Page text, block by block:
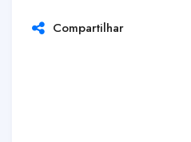
Compartilhar